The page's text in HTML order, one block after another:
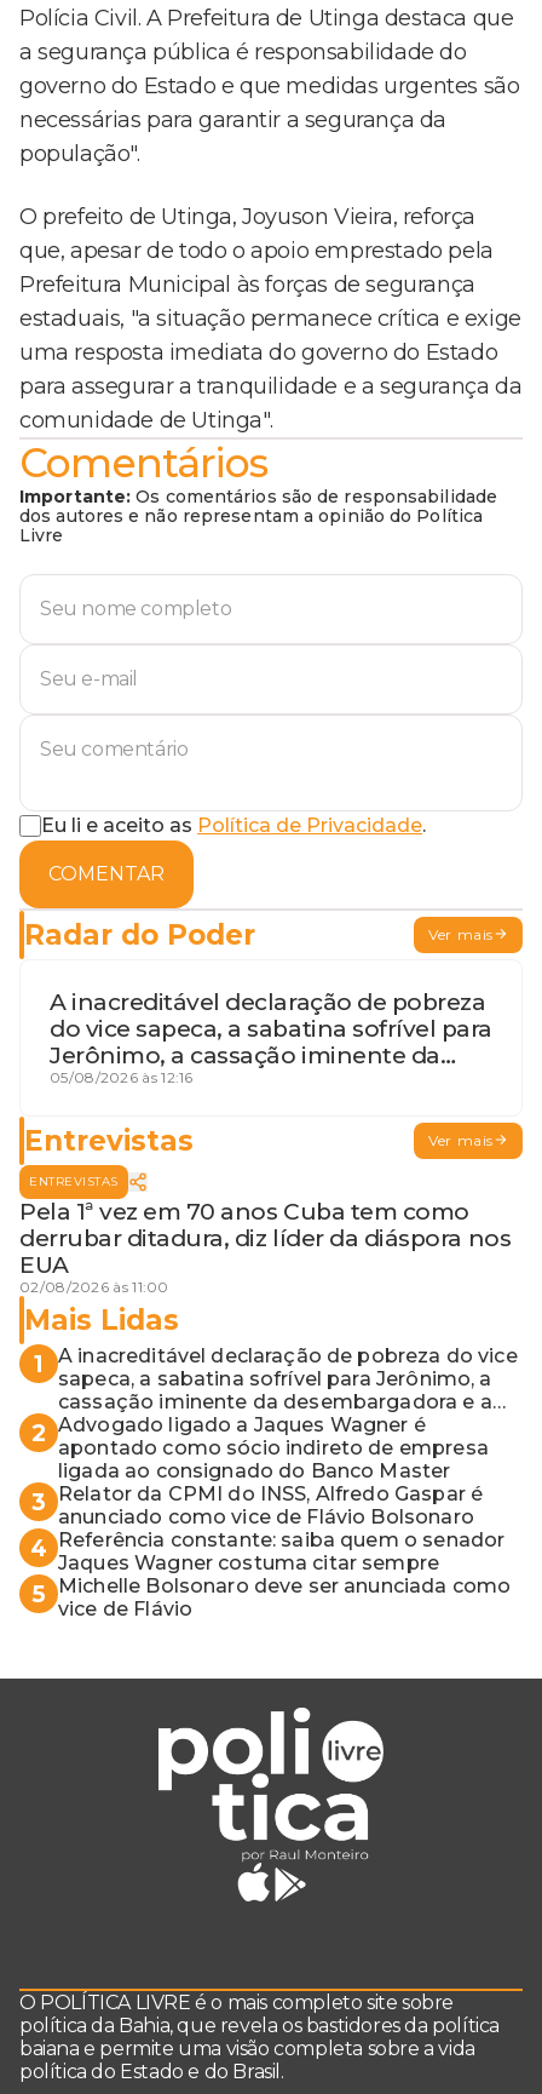
Polícia Civil. A Prefeitura de Utinga destaca que
a segurança pública é responsabilidade do
governo do Estado e que medidas urgentes são
necessárias para garantir a segurança da
população".
O prefeito de Utinga, Joyuson Vieira, reforça
que, apesar de todo o apoio emprestado pela
Prefeitura Municipal às forças de segurança
estaduais, "a situação permanece crítica e exige
uma resposta imediata do governo do Estado
para assegurar a tranquilidade e a segurança da
comunidade de Utinga".
Comentários
Importante: Os comentários são de responsabilidade
dos autores e não representam a opinião do Política
Livre
Eu li e aceito as Política de Privacidade.
COMENTAR
Radar do Poder Ver mais
A inacreditável declaração de pobreza
do vice sapeca, a sabatina sofrível para
Jerônimo, a cassação iminente da
desembargadora e a vaga do Quinto
05/08/2026 às 12:16
Entrevistas Ver mais
ENTREVISTAS
Pela 1ª vez em 70 anos Cuba tem como
derrubar ditadura, diz líder da diáspora nos
EUA
02/08/2026 às 11:00
Mais Lidas
1
A inacreditável declaração de pobreza do vice
sapeca, a sabatina sofrível para Jerônimo, a
cassação iminente da desembargadora e a
vaga do Quinto para o MP baiano
2 Advogado ligado a Jaques Wagner é
apontado como sócio indireto de empresa
ligada ao consignado do Banco Master
3
Relator da CPMI do INSS, Alfredo Gaspar é
anunciado como vice de Flávio Bolsonaro
4
Referência constante: saiba quem o senador
Jaques Wagner costuma citar sempre
5
Michelle Bolsonaro deve ser anunciada como
vice de Flávio
O POLÍTICA LIVRE é o mais completo site sobre
política da Bahia, que revela os bastidores da política
baiana e permite uma visão completa sobre a vida
política do Estado e do Brasil.